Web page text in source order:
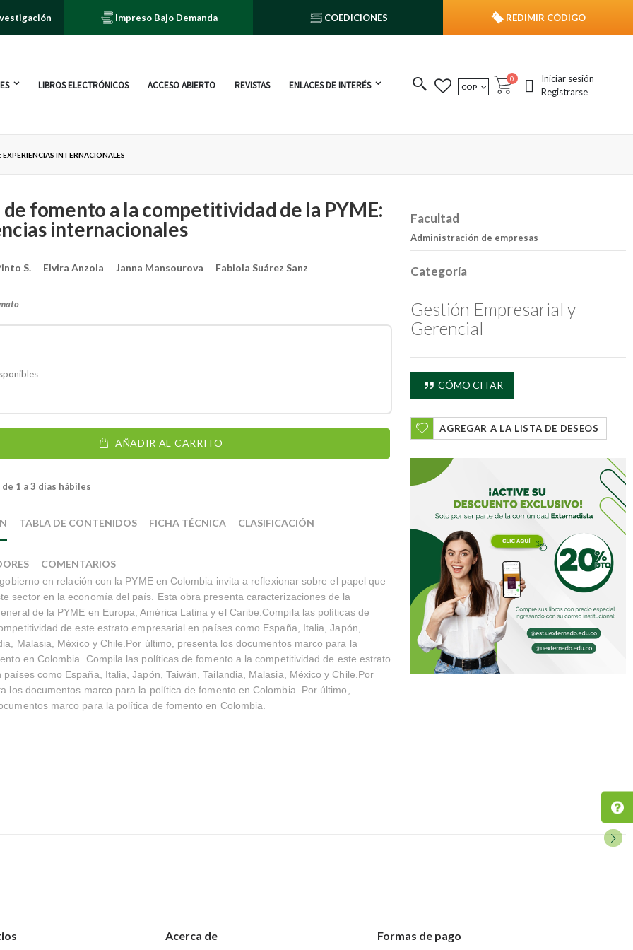
Impreso Bajo Demanda COEDICIONES REDIMIR CÓDIGO
LIBROS ELECTRÓNICOS ACCESO ABIERTO REVISTAS ENLACES DE INTERÉS MONEDA
COP Cart
0 publicacionesIniciar sesión
Registrarse
INTERNACIONALES
fomento a la competitividad de la PYME:
internacionales
S.
Elvira Anzola Janna Mansourova Fabiola Suárez Sanz
AÑADIR AL CARRITO
1 a 3 días hábiles
en relación con la PYME en Colombia invita a reflexionar sobre el papel que
sector en la economía del país. Esta obra presenta caracterizaciones de la
de la PYME en Europa, América Latina y el Caribe.Compila las políticas de
de este estrato empresarial en países como España, Italia, Japón,
Malasia, México y Chile.Por último, presenta los documentos marco para la
en Colombia. Compila las políticas de fomento a la competitividad de este estrato
países como España, Italia, Japón, Taiwán, Tailandia, Malasia, México y Chile.Por
los documentos marco para la política de fomento en Colombia. Por último,
marco para la política de fomento en Colombia.
TABLA DE CONTENIDOS FICHA TÉCNICA CLASIFICACIÓN
COMENTARIOS
Facultad
Administración de empresas
Categoría
Gestión Empresarial y
Gerencial
CÓMO CITAR
AGREGAR A LA LISTA DE DESEOS
Acerca de Formas de pago